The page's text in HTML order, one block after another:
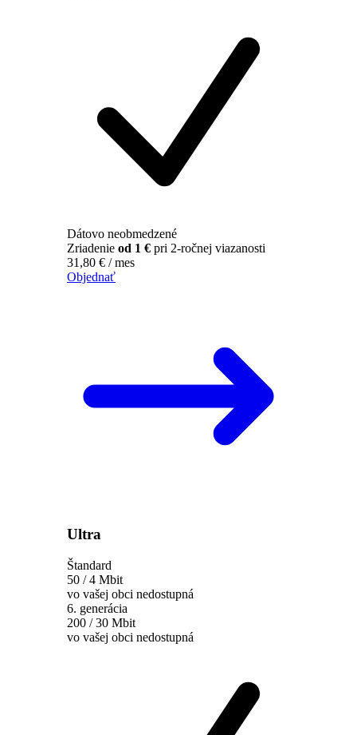
Dátovo neobmedzené
Zriadenie od 1 € pri 2-ročnej viazanosti
31,80 € / mes
Objednať
Ultra
Štandard
50 / 4 Mbit
vo vašej obci nedostupná
6. generácia
200 / 30 Mbit
vo vašej obci nedostupná